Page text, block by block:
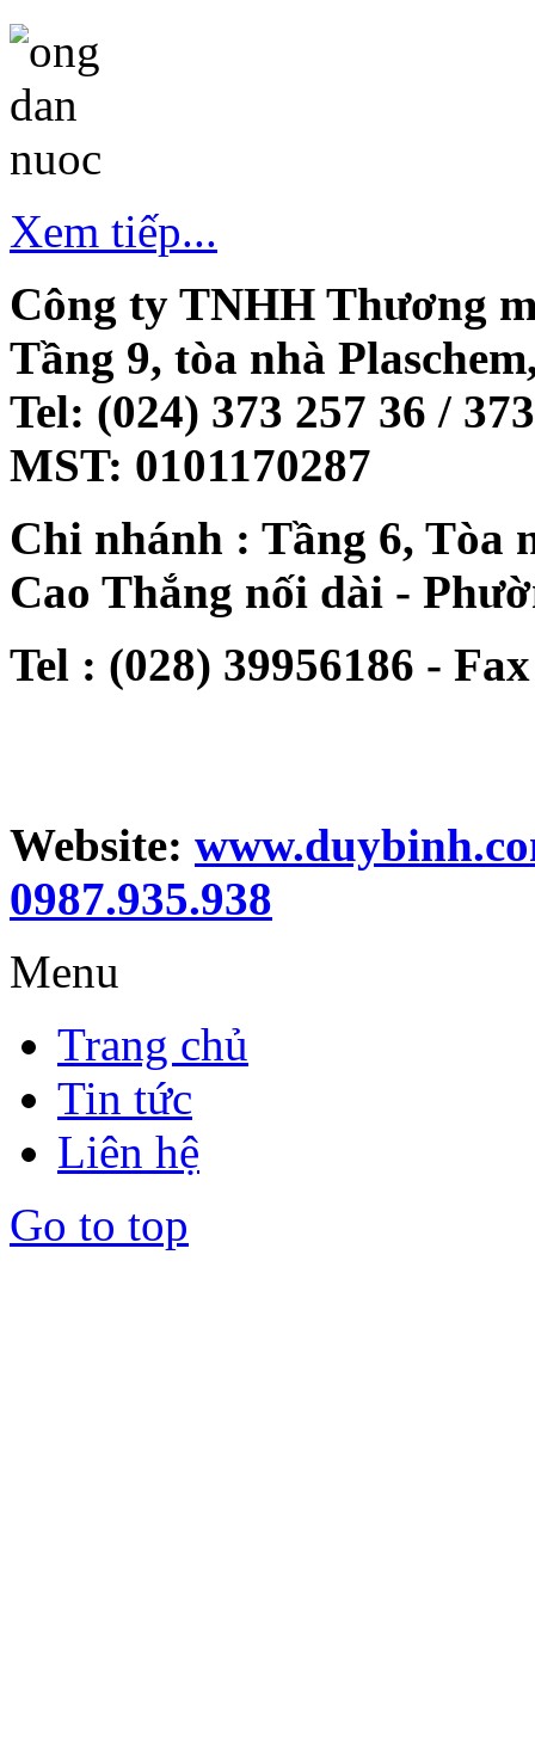
Xem tiếp...
Công ty TNHH Thương
Tầng 9, tòa nhà
Tel: (024) 373 257 36 /
MST: 0101170287
Chi nhánh : Tầng 6, Tòa
Cao Thắng nối dài -
Tel : (028) 39956186 -
Website:
0987.935.938
Menu
Trang chủ
Tin tức
Liên hệ
Go to top